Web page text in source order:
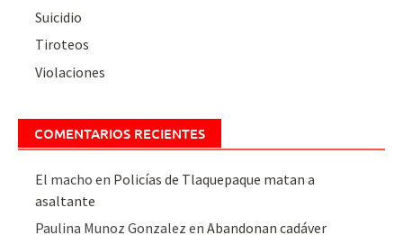
Suicidio
Tiroteos
Violaciones
COMENTARIOS RECIENTES
El macho en Policías de Tlaquepaque matan a
asaltante
Paulina Munoz Gonzalez enAbandonan cadáver